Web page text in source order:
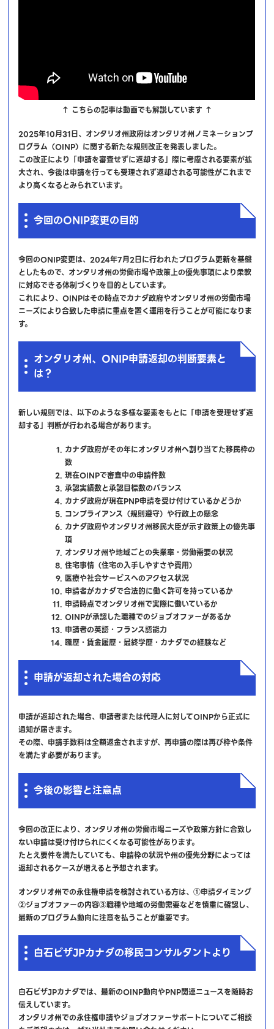
↑ こちらの記事は動画でも解説しています ↑
2025年10月31日、オンタリオ州政府はオンタリオ州ノミネーションプ
ログラム（OINP）に関する新たな規則改正を発表しました。
この改正により「申請を審査せずに返却する」際に考慮される要素が拡
大され、今後は申請を行っても受理されず返却される可能性がこれまで
より高くなるとみられています。
今回のONIP変更の目的
今回のONIP変更は、2024年7月2日に行われたプログラム更新を基盤
としたもので、オンタリオ州の労働市場や政策上の優先事項により柔軟
に対応できる体制づくりを目的としています。
これにより、OINPはその時点でカナダ政府やオンタリオ州の労働市場
ニーズにより合致した申請に重点を置く運用を行うことが可能になりま
す。
オンタリオ州、ONIP申請返却の判断要素と
は？
新しい規則では、以下のような多様な要素をもとに「申請を受理せず返
却する」判断が行われる場合があります。
カナダ政府がその年にオンタリオ州へ割り当てた移民枠の
数
現在OINPで審査中の申請件数
承認実績数と承認目標数のバランス
カナダ政府が現在PNP申請を受け付けているかどうか
コンプライアンス（規則遵守）や行政上の懸念
カナダ政府やオンタリオ州移民大臣が示す政策上の優先事
項
オンタリオ州や地域ごとの失業率・労働需要の状況
住宅事情（住宅の入手しやすさや費用）
医療や社会サービスへのアクセス状況
申請者がカナダで合法的に働く許可を持っているか
申請時点でオンタリオ州で実際に働いているか
OINPが承認した職種でのジョブオファーがあるか
申請者の英語・フランス語能力
職歴・賃金履歴・最終学歴・カナダでの経験など
申請が返却された場合の対応
申請が返却された場合、申請者または代理人に対してOINPから正式に
通知が届きます。
その際、申請手数料は全額返金されますが、再申請の際は再び枠や条件
を満たす必要があります。
今後の影響と注意点
今回の改正により、オンタリオ州の労働市場ニーズや政策方針に合致し
ない申請は受け付けられにくくなる可能性があります。
たとえ要件を満たしていても、申請枠の状況や州の優先分野によっては
返却されるケースが増えると予想されます。
オンタリオ州での永住権申請を検討されている方は、①申請タイミング
②ジョブオファーの内容③職種や地域の労働需要などを慎重に確認し、
最新のプログラム動向に注意を払うことが重要です。
白石ビザJPカナダの移民コンサルタントより
白石ビザJPカナダでは、最新のOINP動向やPNP関連ニュースを随時お
伝えしています。
オンタリオ州での永住権申請やジョブオファーサポートについてご相談